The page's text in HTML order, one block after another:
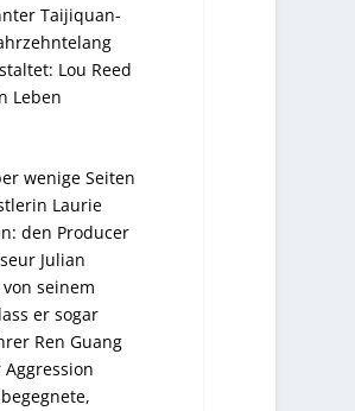
Taijiquan-
Lou Reed
Leben
wenige Seiten
Laurie
den Producer
Julian
seinem
er sogar
Ren Guang